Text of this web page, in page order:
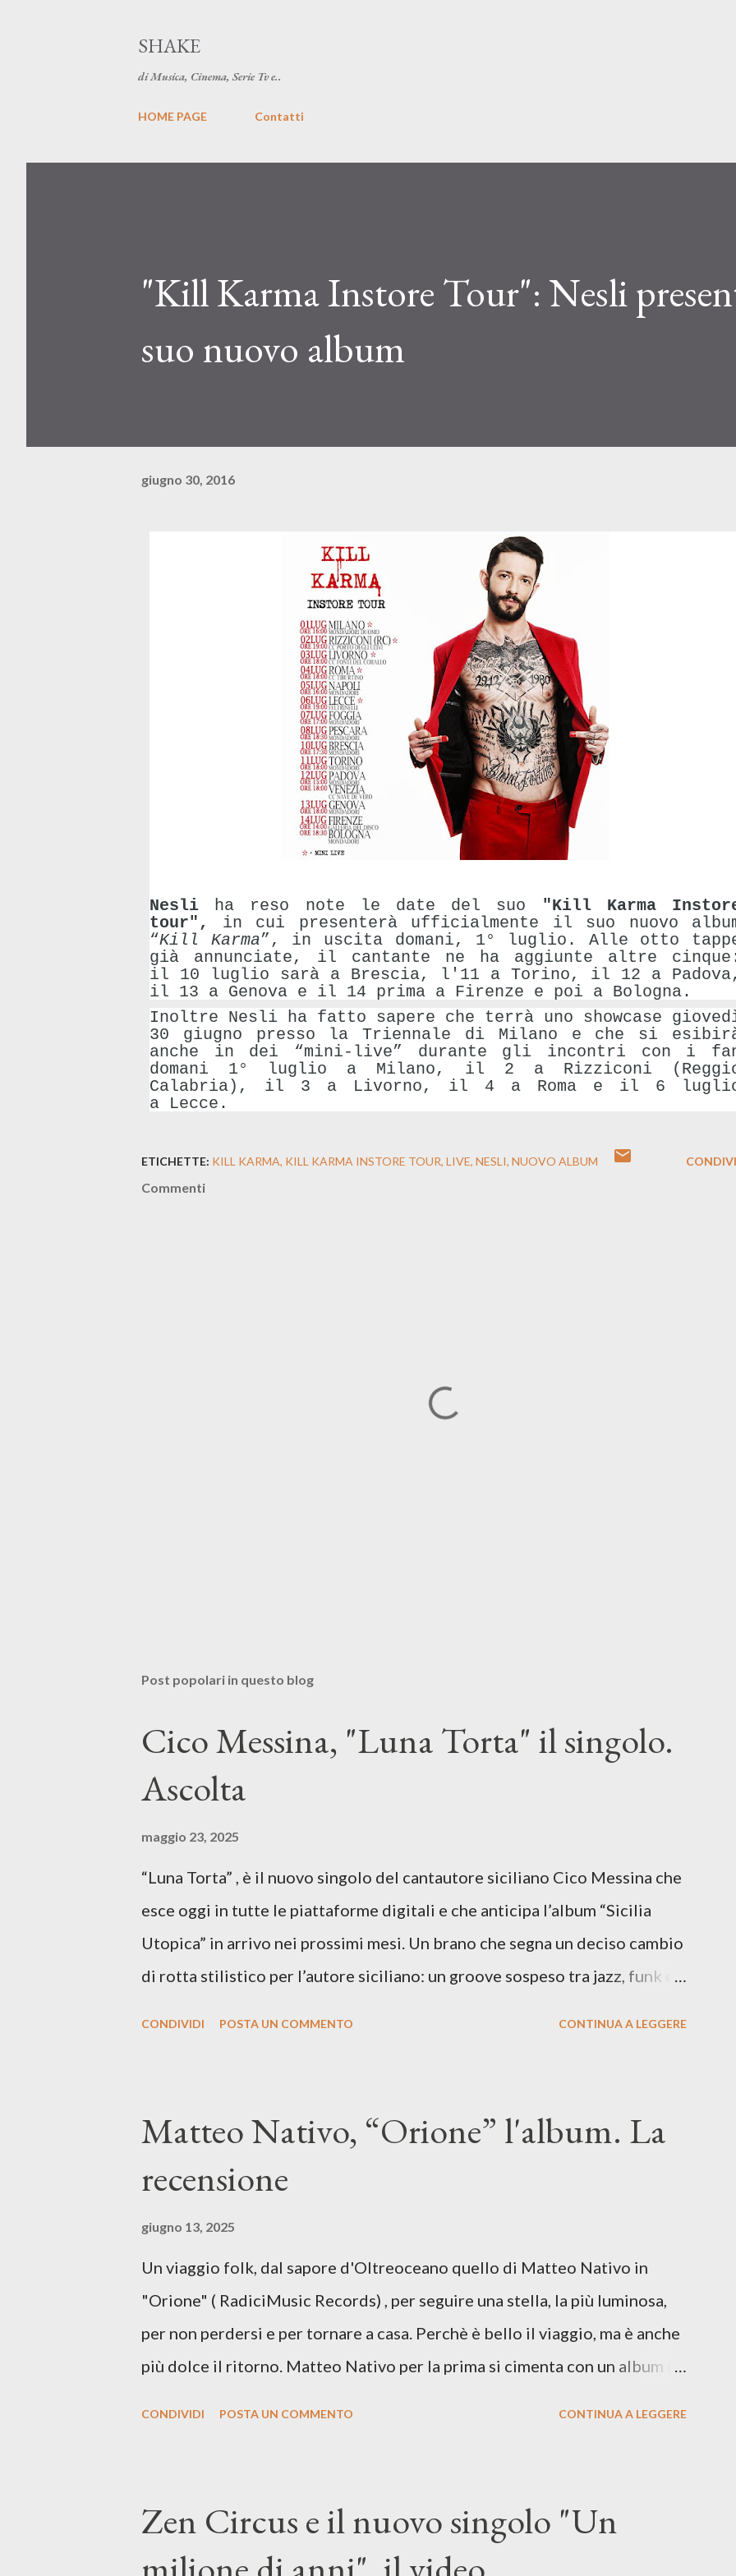
SHAKE
di Musica, Cinema, Serie Tv e..
HOME PAGE Contatti
"Kill Karma Instore Tour": Nesli
suo nuovo album
giugno 30, 2016
Nesli ha reso note le date del suo
"Kill Karma
tour", in cui presenterà ufficialmente il suo nuovo
“Kill Karma”, in uscita domani, 1° luglio. Alle otto
già annunciate, il cantante ne ha aggiunte altre
il 10 luglio sarà a Brescia, l' 11 a Torino, il 12 a Padova
il 13 a Genova e il 14 prima a Firenze e poi a Bologna.
Inoltre Nesli ha fatto sapere che terrà uno showcase
30 giugno presso la Triennale di Milano e che si
anche in dei “mini-live” durante gli incontri con i
domani 1° luglio a Milano, il 2 a Rizziconi (
Calabria), il 3 a Livorno, il 4 a Roma e il 6
a Lecce .
ETICHETTE: KILL KARMA KILL KARMA INSTORE TOUR LIVE NESLI NUOVO ALBUM
Commenti
Post popolari in questo blog
Cico Messina, "Luna Torta" il singolo.
Ascolta
maggio 23, 2025
“Luna Torta” , è il nuovo singolo del cantautore siciliano Cico Messina che
esce oggi in tutte le piattaforme digitali e che anticipa l’album “Sicilia
Utopica” in arrivo nei prossimi mesi. Un brano che segna un deciso cambio
di rotta stilistico per l’autore siciliano: un groove sospeso tra jazz, funk e
segnato da guerre, disorientamento e tensioni globali. La canzone
racconta la difficoltà di creare, e perfino di esistere, sotto il peso della
vivere e nel suonare, nel trovare respiro anche quando l’aria sembra farsi
più densa. Il brano è anche una dichiarazione d’intenti: Cico Messina apre
il suo nuovo percorso artistico con una composizi...
CONDIVIDI POSTA UN COMMENTO CONTINUA A LEGGERE
Matteo Nativo, “Orione” l'album. La
recensione
giugno 13, 2025
Un viaggio folk, dal sapore d'Oltreoceano quello di Matteo Nativo in
"Orione" ( RadiciMusic Records) , per seguire una stella, la più luminosa,
per non perdersi e per tornare a casa. Perchè è bello il viaggio, ma è anche
più dolce il ritorno. Matteo Nativo per la prima si cimenta con un album di
voce della cantautrice Silvia Conti. Perdersi. Dicevamo. Ed è da qui che il
nostro inizia questo concept musicale, con " Che ora è" , raccontando la
CONDIVIDI POSTA UN COMMENTO CONTINUA A LEGGERE
Zen Circus e il nuovo singolo "Un